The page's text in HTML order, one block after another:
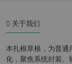
关于我们
本扎根草根，为普通
化，聚焦系统封装、